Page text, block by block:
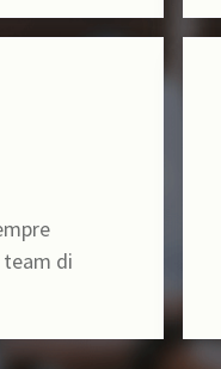
di